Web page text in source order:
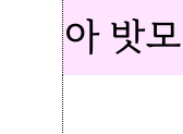
아 밧